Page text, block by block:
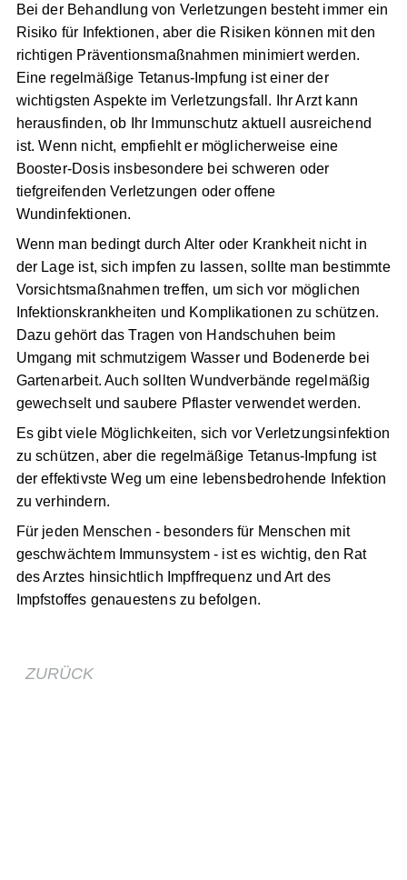
besseren Schutz bieten als ältere Versionen.
Bei der Behandlung von Verletzungen besteht immer
ein Risiko für Infektionen, aber die Risiken können mit
den richtigen Präventionsmaßnahmen minimiert
werden. Eine regelmäßige Tetanus-Impfung ist einer
der wichtigsten Aspekte im Verletzungsfall. Ihr Arzt
kann herausfinden, ob Ihr Immunschutz aktuell
ausreichend ist. Wenn nicht, empfiehlt er
möglicherweise eine Booster-Dosis insbesondere bei
Wundinfektionen.
Wenn man bedingt durch Alter oder Krankheit nicht in
der Lage ist, sich impfen zu lassen, sollte man
bestimmte Vorsichtsmaßnahmen treffen, um sich vor
möglichen Infektionskrankheiten und Komplikationen zu
schützen. Dazu gehört das Tragen von Handschuhen
beim Umgang mit schmutzigem Wasser und
Wundverbände regelmäßig gewechselt und saubere
Pflaster verwendet werden.
Es gibt viele Möglichkeiten, sich vor
Tetanus-Impfung ist der effektivste Weg um eine
lebensbedrohende Infektion zu verhindern.
Für jeden Menschen - besonders für Menschen mit
Impfstoffes genauestens zu befolgen.